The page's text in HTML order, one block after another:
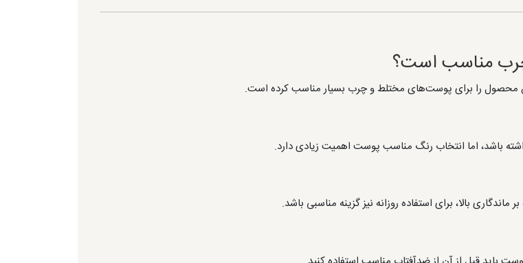
محصول را برای پوست‌های مختلط و چرب بسیار مناسب کرده است.
باشد، اما انتخاب رنگ مناسب پوست اهمیت زیادی دارد.